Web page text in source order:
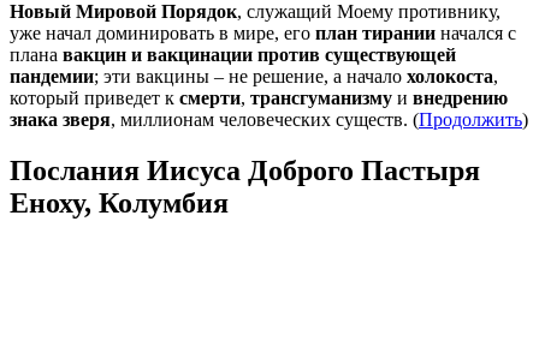
Новый Мировой Порядок, служащий Моему противнику,
уже начал доминировать в мире, его план тирании начался с
плана вакцин и вакцинации против существующей
пандемии; эти вакцины – не решение, а начало холокоста,
который приведет к смерти, трансгуманизму и внедрению
знака зверя, миллионам человеческих существ. (Продолжить)
Послания Иисуса Доброго Пастыря
Еноху, Колумбия